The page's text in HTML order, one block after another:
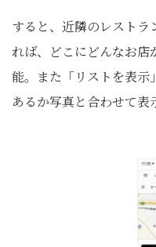
すると、近隣のレストラ
れば、どこにどんなお店
能。また「リストを表示
あるか写真と合わせて表